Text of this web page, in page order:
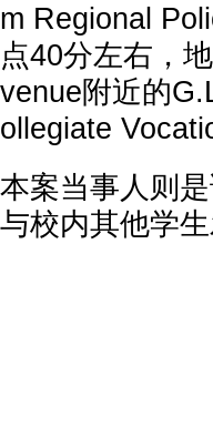
m Regional
点40分左右，
venue附近的
ollegiate
本案当事人则
与校内其他学